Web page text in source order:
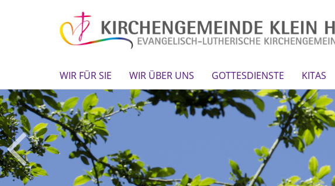
WIR FÜR SIE WIR ÜBER UNS GOTTESDIENSTE KITAS